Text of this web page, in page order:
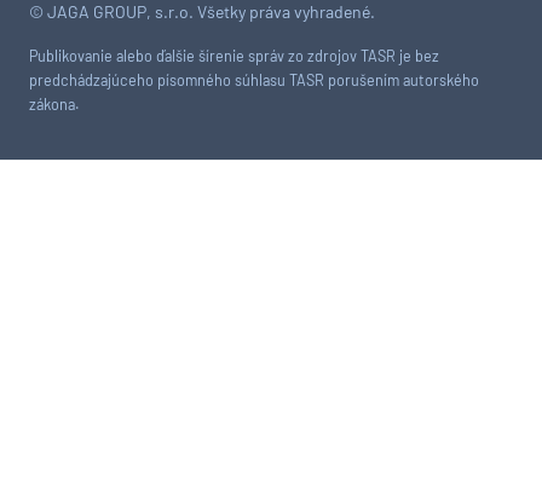
© JAGA GROUP, s.r.o. Všetky práva vyhradené.
Publikovanie alebo ďalšie šírenie správ zo zdrojov TASR je bez
predchádzajúceho písomného súhlasu TASR porušením autorského
zákona.